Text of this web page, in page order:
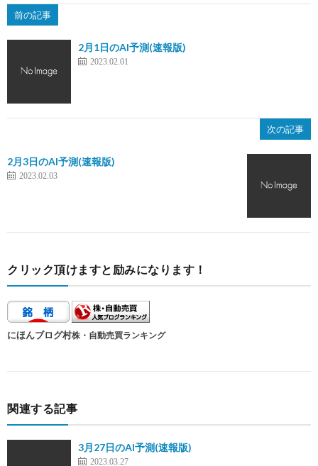
前の記事
2月1日のAI予測(速報版)
2023.02.01
次の記事
2月3日のAI予測(速報版)
2023.02.03
クリック頂けますと励みになります！
にほんブログ村株・自動売買ランキング
関連する記事
3月27日のAI予測(速報版)
2023.03.27